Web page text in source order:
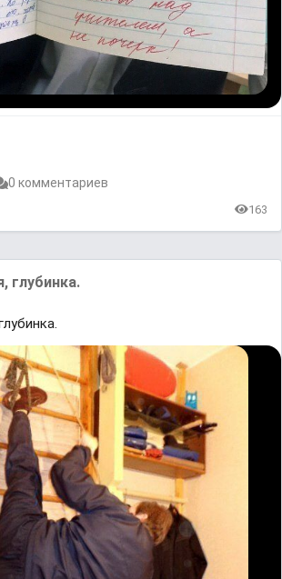
0 комментариев
163
глубинка.